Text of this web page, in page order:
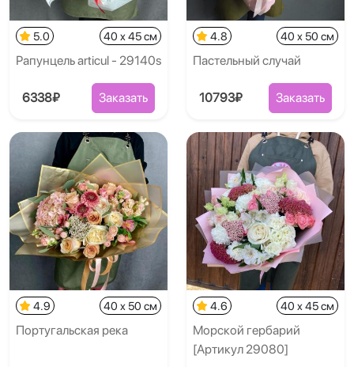
5.0 40 x 45 см
Рапунцель articul - 29140s
6338₽ Заказать
4.8 40 x 50 см
Пастельный случай
10793₽ Заказать
4.9 40 x 50 см
Португальская река
4.6 40 x 45 см
Морской гербарий
[Артикул 29080]